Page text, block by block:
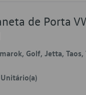
de Porta
Golf, Jetta, Taos,
Unitário(a)